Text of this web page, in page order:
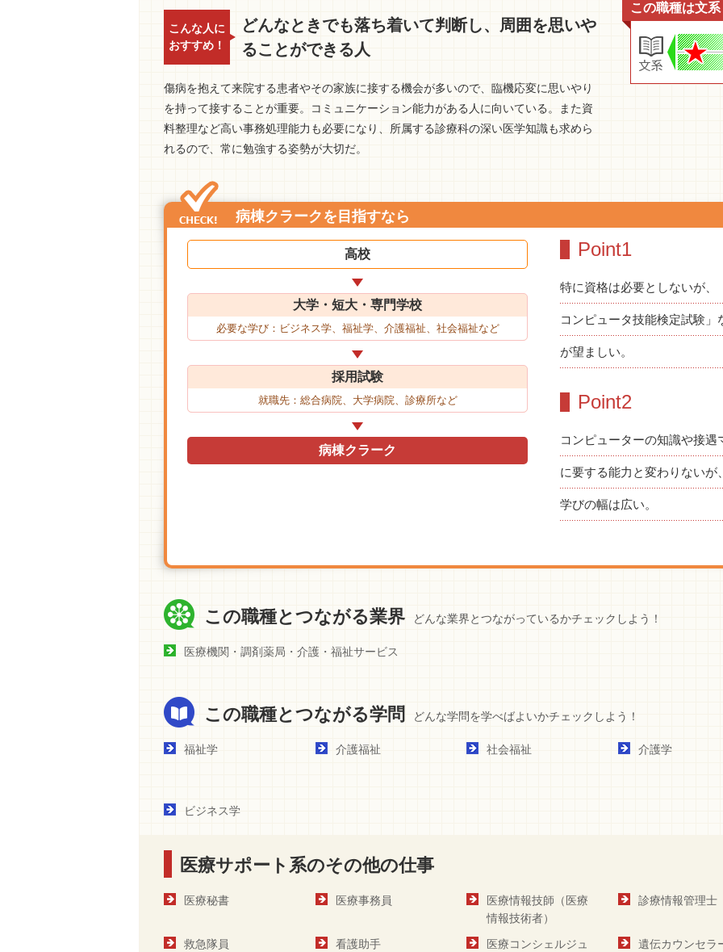
こんな人に
おすすめ！
どんなときでも落ち着いて判断し、周囲を思いや
ることができる人
傷病を抱えて来院する患者やその家族に接する機会が多いので、臨機応変に思いやり
を持って接することが重要。コミュニケーション能力がある人に向いている。また資
料整理など高い事務処理能力も必要になり、所属する診療科の深い医学知識も求めら
れるので、常に勉強する姿勢が大切だ。
この職種は文
病棟クラークを目指すなら
高校
大学・短大・専門学校
必要な学び：ビジネス学、福祉学、介護福祉、社会福祉など
採用試験
就職先：総合病院、大学病院、診療所など
病棟クラーク
Point1
特に資格は必要としないが
コンピュータ技能検定試験
が望ましい。
Point2
コンピューターの知識や接
に要する能力と変わりない
学びの幅は広い。
この職種とつながる業界 どんな業界とつながっているかチェックしよう！
医療機関・調剤薬局・介護・福祉サービス
この職種とつながる学問 どんな学問を学べばよいかチェックしよう！
福祉学 介護福祉 社会福祉 介護学
ビジネス学
医療サポート系のその他の仕事
医療秘書 医療事務員
医療情報技師（医療
情報技術者）
診療情報管理士
救急隊員 看護助手 医療コンシェルジュ 遺伝カウンセラ